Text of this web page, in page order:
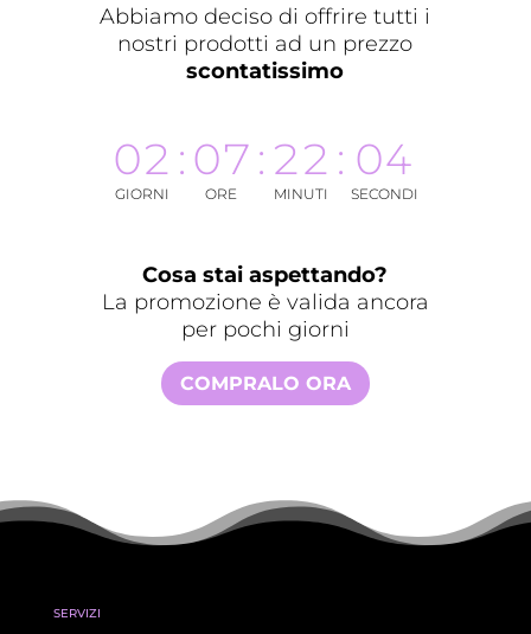
Abbiamo deciso di offrire tutti i
nostri prodotti ad un prezzo
scontatissimo
02
GIORNI
: 07
ORE
: 22
MINUTI
: 04
SECONDI
Cosa stai aspettando?
La promozione è valida ancora
per pochi giorni
COMPRALO ORA
SERVIZI